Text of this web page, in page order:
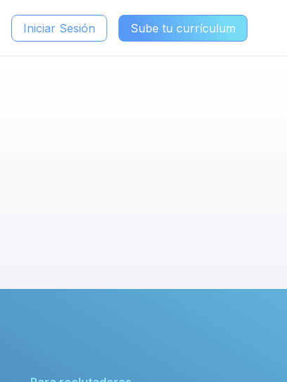
Iniciar Sesión Sube tu currículum